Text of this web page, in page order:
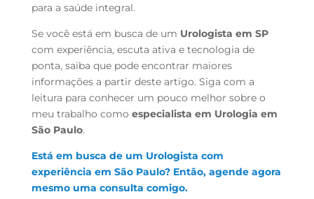
para a saúde integral.
Se você está em busca de um Urologista em SP
com experiência, escuta ativa e tecnologia de
ponta, saiba que pode encontrar maiores
informações a partir deste artigo. Siga com a
leitura para conhecer um pouco melhor sobre o
meu trabalho como especialista em Urologia em
São Paulo.
Está em busca de um Urologista com
experiência em São Paulo? Então, agende agora
mesmo uma consulta comigo.